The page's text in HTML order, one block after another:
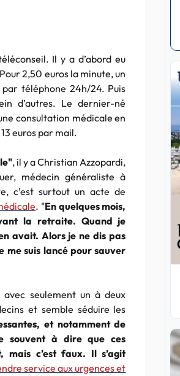
Il y a d’abord eu
2,50 euros la minute, un
téléphone 24h/24. Puis
d’autres. Le dernier-né
consultation médicale en
euros par mail.
, il y a Christian Azzopardi,
médecin généraliste à
c’est surtout un acte de
. "En quelques mois,
la retraite. Quand je
avait. Alors je ne dis pas
me suis lancé pour sauver
avec seulement un à deux
et semble séduire les
et notamment de
souvent à dire que ces
mais c’est faux. Il s’agit
service aux urgences et